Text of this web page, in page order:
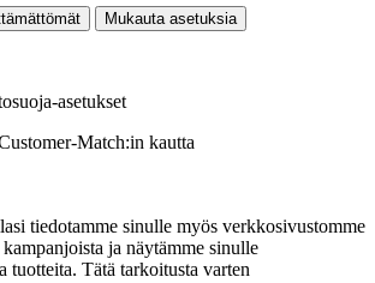
Mukauta asetuksia
asetukset
Match:in kautta
tiedotamme sinulle myös verkkosivustomme
ja näytämme sinulle
tuotteita. Tätä tarkoitusta varten